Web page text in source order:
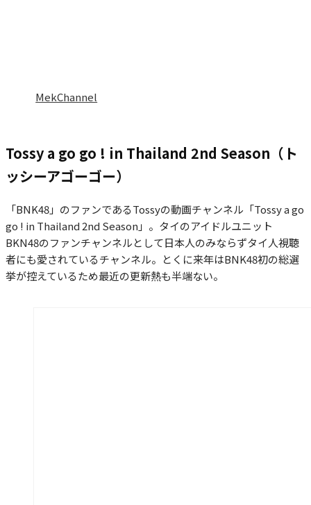
MekChannel
Tossy a go go ! in Thailand 2nd Season（ト
ッシーアゴーゴー）
「BNK48」のファンであるTossyの動画チャンネル「Tossy a go
go ! in Thailand 2nd Season」。タイのアイドルユニット
BKN48のファンチャンネルとして日本人のみならずタイ人視聴
者にも愛されているチャンネル。とくに来年はBNK48初の総選
挙が控えているため最近の更新熱も半端ない。